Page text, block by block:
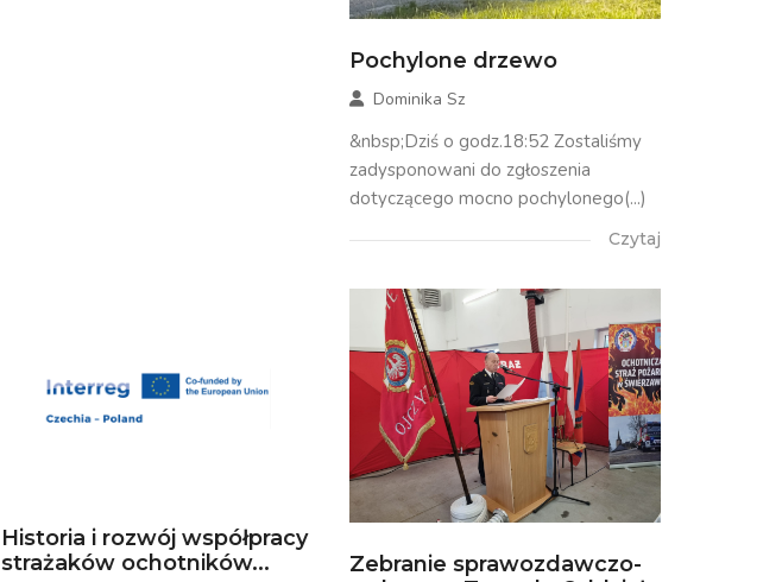
Pochylone drzewo
Dominika Sz
&nbsp;Dziś o godz.18:52 Zostaliśmy
zadysponowani do zgłoszenia
dotyczącego mocno pochylonego(...)
Czytaj
Historia i rozwój współpracy
strażaków ochotników...
Zebranie sprawozdawczo-